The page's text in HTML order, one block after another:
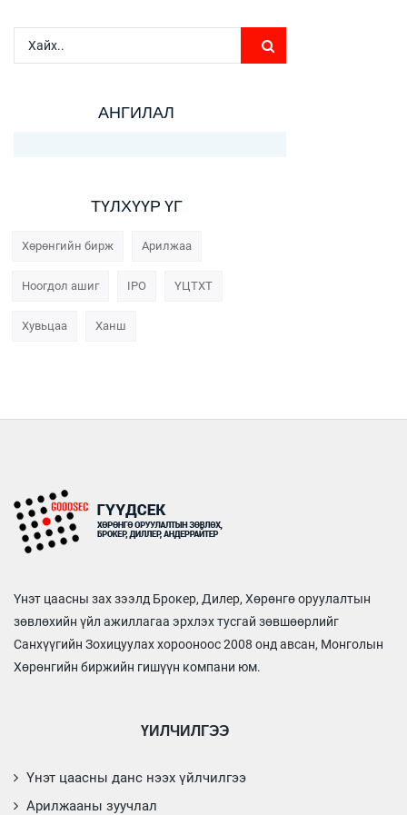
АНГИЛАЛ
ТҮЛХҮҮР ҮГ
Хөрөнгийн бирж Арилжаа
Ноогдол ашиг IPO ҮЦТХТ
Хувьцаа Ханш
Үнэт цаасны зах зээлд Брокер, Дилер, Хөрөнгө оруулалтын
зөвлөхийн үйл ажиллагаа эрхлэх тусгай зөвшөөрлийг
Санхүүгийн Зохицуулах хорооноос 2008 онд авсан, Монголын
Хөрөнгийн биржийн гишүүн компани юм.
ҮЙЛЧИЛГЭЭ
Үнэт цаасны данс нээх үйлчилгээ
Арилжааны зуучлал